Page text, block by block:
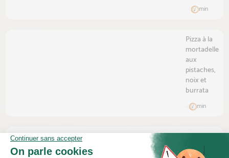
min
Pizza à la
mortadelle
aux
pistaches,
noix et
burrata
min
Sandwich
de rôti de